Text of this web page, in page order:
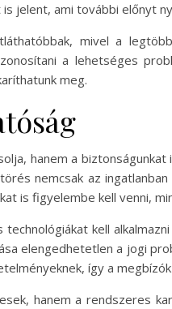
jelent, ami további előnyt
mivel a
a lehetséges
meg.
hanem a
nemcsak az
is figyelembe kell venni,
kell
elengedhetetlen a jogi
így a
hanem a rendszeres